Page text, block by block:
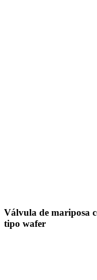
Válvula de mariposa
tipo wafer